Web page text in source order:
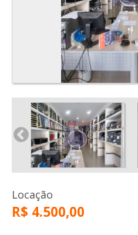
Locação
R$ 4.500,00